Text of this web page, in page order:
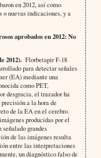
en 2012, así como
o nuevas indicaciones, y a
aprobados en 2012: No
2012). Florbetapir F-18
para detectar señales
(EA) mediante una
como PET,
desgracia, el trazador ha
a la hora de
de la EA en el cerebro.
producidas por el
grandes
de las imágenes resulta
entre las interpretaciones
un diagnóstico falso de